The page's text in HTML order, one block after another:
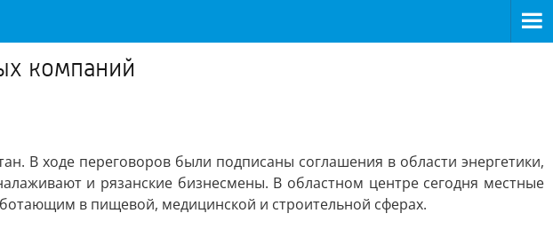
компаний
В ходе переговоров были подписаны соглашения в области энергетики,
и рязанские бизнесмены. В областном центре сегодня местные
в пищевой, медицинской и строительной сферах.